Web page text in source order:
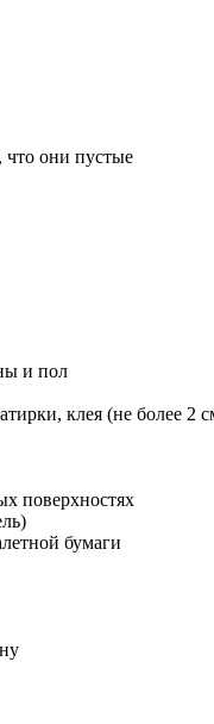
они пустые
и пол
клея (не более 2
поверхностях
бумаги